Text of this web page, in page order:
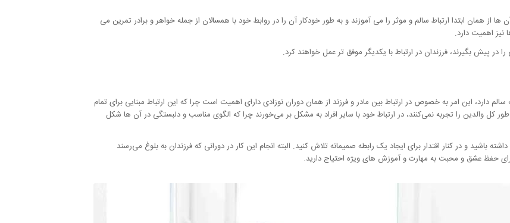
از همان ابتدا ارتباط سالم و موثر را می آموزند و به طور خودکار آن را در روابط خود با همسالان از جمله خواهر و برادر تمرین می
نیز اهمیت دارد.
را در پیش بگیرند، فرزندان در ارتباط با یکدیگر موفق تر عمل خواهند کرد.
دارد، این امر به خصوص در ارتباط بین مادر و فرزند از همان دوران نوزادی دارای اهمیت است چرا که این ارتباط مبنایی برای تمام
کل والدین را تجربه نمی‌کنند، در ارتباط خود با سایر افراد به مشکل بر می‌خورند چرا که الگوی مناسب و دلبستگی در آن ها شکل
باشید و در کنار اقتدار برای ایجاد یک رابطه صمیمانه تلاش کنید. البته انجام این کار در دورانی که فرزندان به بلوغ می‌رسند
حفظ عشق و محبت به مهارت و آموزش های ویژه احتیاج دارید.